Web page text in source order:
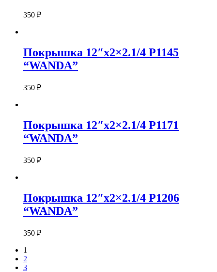
350 ₽
Покрышка 12″х2×2.1/4 P1145
“WANDA”
350 ₽
Покрышка 12″х2×2.1/4 P1171
“WANDA”
350 ₽
Покрышка 12″х2×2.1/4 P1206
“WANDA”
350 ₽
1
2
3